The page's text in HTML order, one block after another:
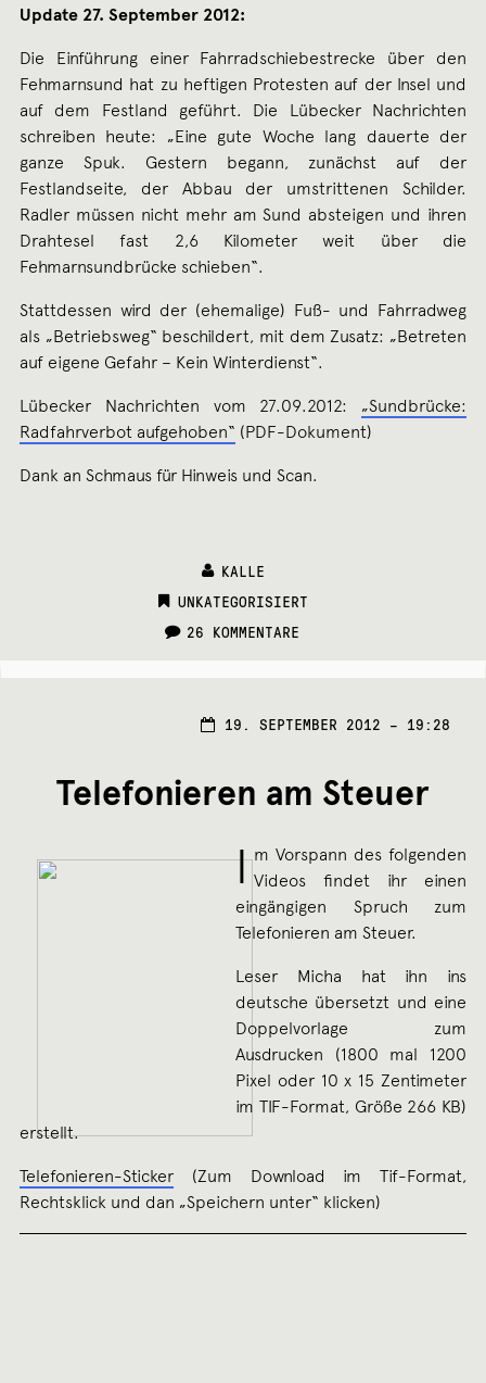
Update 27. September 2012:
Die Einführung einer Fahrradschiebestrecke über den
Fehmarnsund hat zu heftigen Protesten auf der Insel und
auf dem Festland geführt. Die Lübecker Nachrichten
schreiben heute: „Eine gute Woche lang dauerte der
ganze Spuk. Gestern begann, zunächst auf der
Festlandseite, der Abbau der umstrittenen Schilder.
Radler müssen nicht mehr am Sund absteigen und ihren
Drahtesel fast 2,6 Kilometer weit über die
Fehmarnsundbrücke schieben“.
Stattdessen wird der (ehemalige) Fuß- und Fahrradweg
als „Betriebsweg“ beschildert, mit dem Zusatz: „Betreten
auf eigene Gefahr – Kein Winterdienst“.
Lübecker Nachrichten vom 27.09.2012: „Sundbrücke:
Radfahrverbot aufgehoben“ (PDF-Dokument)
Dank an Schmaus für Hinweis und Scan.
KALLE
CATEGORIES:
UNKATEGORISIERT
26 KOMMENTARE
19. SEPTEMBER 2012 – 19:28
Telefonieren am Steuer
I m Vorspann des folgenden
Videos findet ihr einen
eingängigen Spruch zum
Telefonieren am Steuer.
Leser Micha hat ihn ins
deutsche übersetzt und eine
Doppelvorlage zum
Ausdrucken (1800 mal 1200
Pixel oder 10 x 15 Zentimeter
im TIF-Format, Größe 266 KB)
erstellt.
Telefonieren-Sticker (Zum Download im Tif-Format,
Rechtsklick und dan „Speichern unter“ klicken)